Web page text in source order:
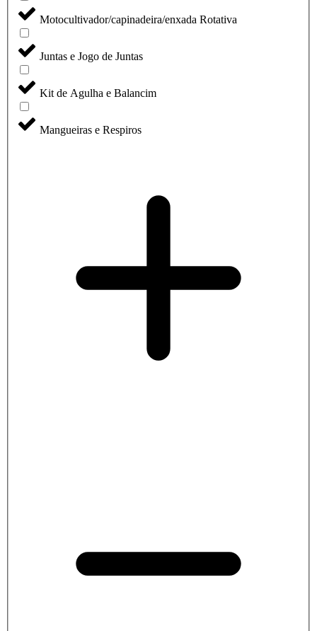
Motocultivador/capinadeira/enxada Rotativa
Juntas e Jogo de Juntas
Kit de Agulha e Balancim
Mangueiras e Respiros